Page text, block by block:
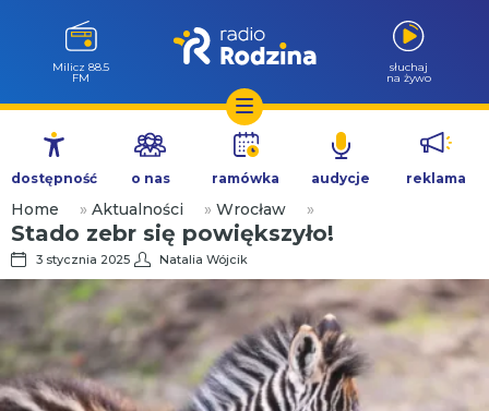
Przejdź
treści
Milicz 88.5
FM
słuchaj
na żywo
dostępność o nas ramówka audycje reklama
Home » Aktualności » Wrocław »
Stado zebr się powiększyło!
3 stycznia 2025 Natalia Wójcik